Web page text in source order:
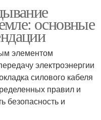
основные
элементом
электроэнергии
силового кабеля
правил и
безопасность и